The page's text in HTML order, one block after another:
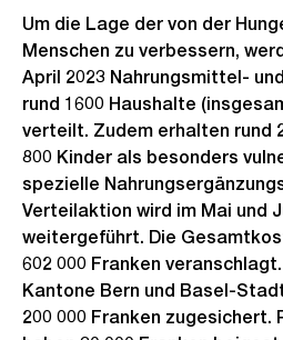
Um die Lage der von der
Menschen zu verbessern,
April 2023 Nahrungsmittel-
rund 1600 Haushalte
verteilt. Zudem erhalten rund
800 Kinder als besonders
spezielle
Verteilaktion wird im Mai und
weitergeführt. Die
602 000 Franken
Kantone Bern und Basel-
200 000 Franken zugesichert.